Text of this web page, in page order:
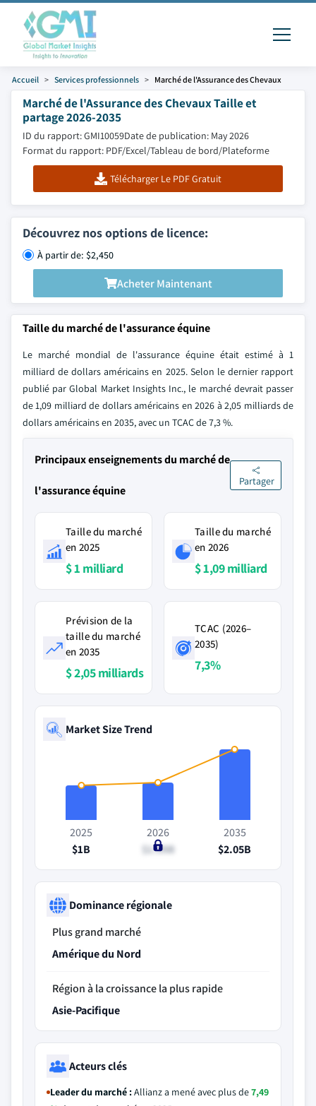
Accueil Services professionnels Marché de l'Assurance des Chevaux
Marché de l'Assurance des Chevaux Taille et
partage 2026-2035
ID du rapport: GMI10059Date de publication: May 2026
Format du rapport: PDF/Excel/Tableau de bord/Plateforme
Télécharger Le PDF Gratuit
Découvrez nos options de licence:
À partir de: $2,450
Acheter Maintenant
Taille du marché de l'assurance équine
Le marché mondial de l'assurance équine était estimé à 1
milliard de dollars américains en 2025. Selon le dernier rapport
publié par Global Market Insights Inc., le marché devrait passer
de 1,09 milliard de dollars américains en 2026 à 2,05 milliards de
dollars américains en 2035, avec un TCAC de 7,3 %.
Principaux enseignements du marché de
l'assurance équine
Partager
Taille du marché
en 2025
$ 1 milliard
Taille du marché
en 2026
$ 1,09 milliard
Prévision de la
taille du marché
en 2035
$ 2,05 milliards
TCAC (2026–
2035)
7,3%
Market Size Trend
2025
$1B
2026
$1.09B
2035
$2.05B
Dominance régionale
Plus grand marché
Amérique du Nord
Région à la croissance la plus rapide
Asie-Pacifique
Acteurs clés
Leader du marché :Allianz a mené avec plus de7,49